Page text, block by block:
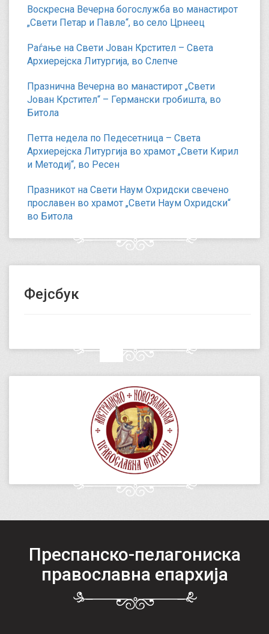
Воскресна Вечерна богослужба во манастирот
„Свети Петар и Павле“, во село Црнеец
Раѓање на Свети Јован Крстител – Света
Архиерејска Литургија, во Слепче
Празнична Вечерна во манастирот „Свети
Јован Крстител“ – Германски гробишта, во
Битола
Петта недела по Педесетница – Света
Архиерејска Литургија во храмот „Свети Кирил
и Методиј“, во Ресен
Празникот на Свети Наум Охридски свечено
прославен во храмот „Свети Наум Охридски“
во Битола
Фејсбук
Преспанско-пелагониска
православна епархија